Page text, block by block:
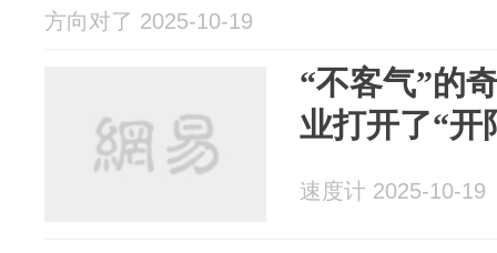
方向对了 2025-10-19
“不客气”的
业打开了“开
速度计 2025-10-19